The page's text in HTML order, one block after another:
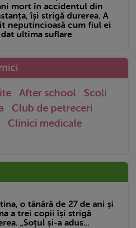
mort în accidentul din
își strigă durerea. A
neputincioasă cum fiul ei
ultima suflare
After school
Scoli
Club de petreceri
Clinici medicale
o tânără de 27 de ani și
a trei copii își strigă
„Soțul și-a adus...